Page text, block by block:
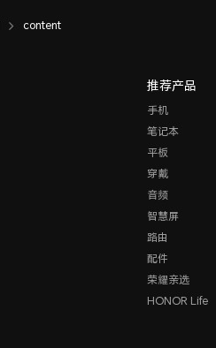
content
推荐产品
手机
笔记本
平板
穿戴
音频
智慧屏
路由
配件
荣耀亲选
HONOR Life